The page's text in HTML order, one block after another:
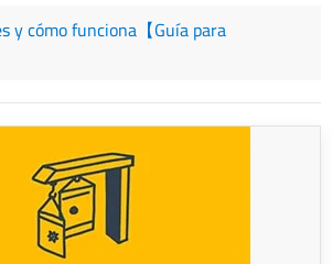
y cómo funciona【Guía para